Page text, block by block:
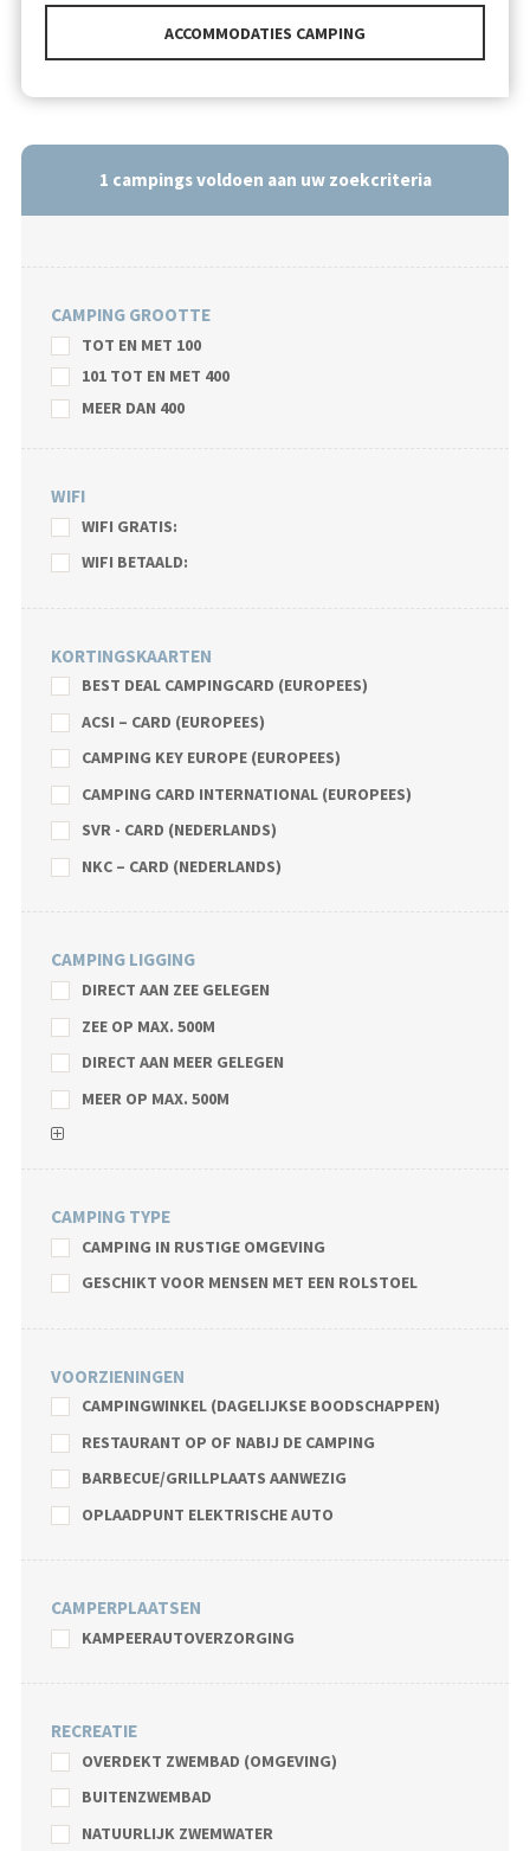
ACCOMMODATIES CAMPING
1 campings voldoen aan uw zoekcriteria
CAMPING GROOTTE
TOT EN MET 100
101 TOT EN MET 400
MEER DAN 400
WIFI
WIFI GRATIS:
WIFI BETAALD:
KORTINGSKAARTEN
BEST DEAL CAMPINGCARD (EUROPEES)
ACSI – CARD (EUROPEES)
CAMPING KEY EUROPE (EUROPEES)
CAMPING CARD INTERNATIONAL (EUROPEES)
SVR - CARD (NEDERLANDS)
NKC – CARD (NEDERLANDS)
CAMPING LIGGING
DIRECT AAN ZEE GELEGEN
ZEE OP MAX. 500M
DIRECT AAN MEER GELEGEN
MEER OP MAX. 500M
CAMPING TYPE
CAMPING IN RUSTIGE OMGEVING
GESCHIKT VOOR MENSEN MET EEN ROLSTOEL
VOORZIENINGEN
CAMPINGWINKEL (DAGELIJKSE BOODSCHAPPEN)
RESTAURANT OP OF NABIJ DE CAMPING
BARBECUE/GRILLPLAATS AANWEZIG
OPLAADPUNT ELEKTRISCHE AUTO
CAMPERPLAATSEN
KAMPEERAUTOVERZORGING
RECREATIE
OVERDEKT ZWEMBAD (OMGEVING)
BUITENZWEMBAD
NATUURLIJK ZWEMWATER